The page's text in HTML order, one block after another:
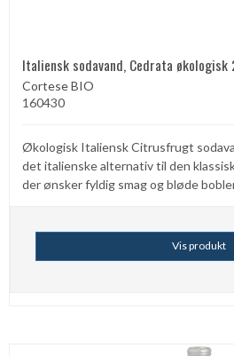
Italiensk sodavand, Cedrata økologisk
Cortese BIO
160430
Økologisk Italiensk Citrusfrugt
det italienske alternativ til den
der ønsker fyldig smag og bløde
Vis produkt